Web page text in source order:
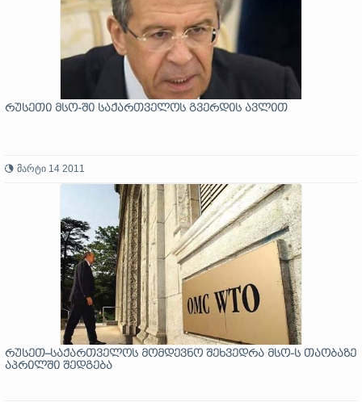
რუსეთი მსო-ში საქართველოს გვერდის ავლით
მარტი 14 2011
რუსეთ–საქართველოს მომდევნო შეხვედრა მსო-ს თაობაზე
აპრილში შედგება